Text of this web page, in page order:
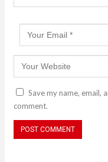
Save my name, email,
comment.